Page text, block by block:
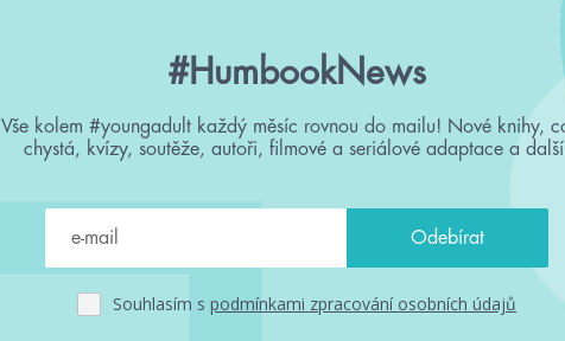
#HumbookNews
Vše kolem #youngadult každý měsíc rovnou do mailu! Nové knihy,
chystá, kvízy, soutěže, autoři, filmové a seriálové adaptace a
Souhlasím s podmínkami zpracování osobních údajů